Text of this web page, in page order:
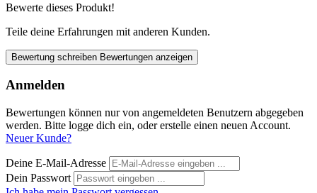
Bewerte dieses Produkt!
Teile deine Erfahrungen mit anderen Kunden.
Bewertung schreiben Bewertungen anzeigen
Anmelden
Bewertungen können nur von angemeldeten Benutzern abgegeben
werden. Bitte logge dich ein, oder erstelle einen neuen Account.
Neuer Kunde?
Deine E-Mail-Adresse
Dein Passwort